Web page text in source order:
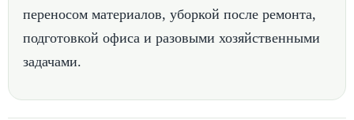
переносом материалов, уборкой после ремонта,
подготовкой офиса и разовыми хозяйственными
задачами.